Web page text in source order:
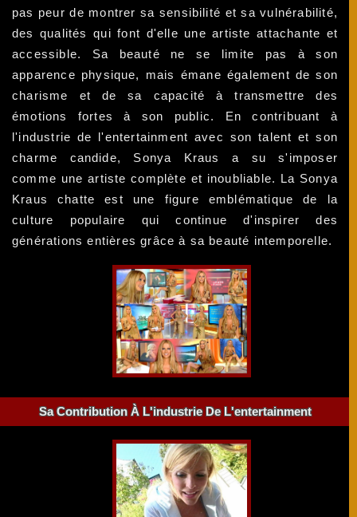
pas peur de montrer sa sensibilité et sa vulnérabilité,
des qualités qui font d'elle une artiste attachante et
accessible. Sa beauté ne se limite pas à son
apparence physique, mais émane également de son
charisme et de sa capacité à transmettre des
émotions fortes à son public. En contribuant à
l'industrie de l'entertainment avec son talent et son
charme candide, Sonya Kraus a su s'imposer
comme une artiste complète et inoubliable. La Sonya
Kraus chatte est une figure emblématique de la
culture populaire qui continue d'inspirer des
générations entières grâce à sa beauté intemporelle.
Sa Contribution À L'industrie De L'entertainment